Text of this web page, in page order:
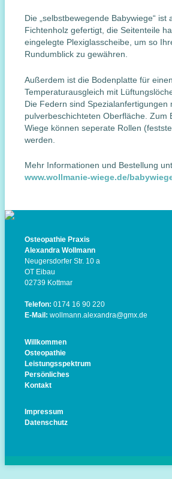
Die „selbstbewegende Babywiege“ ist
Fichtenholz gefertigt, die Seitenteile
eingelegte Plexiglasscheibe, um so
Rundumblick zu gewähren.
Außerdem ist die Bodenplatte für
Temperaturausgleich mit
Die Federn sind Spezialanfertigungen
pulverbeschichteten Oberfläche. Zum
Wiege können seperate Rollen
werden.
Mehr Informationen und Bestellung
www.wollmanie-wiege.de/
Osteopathie Praxis
Alexandra Wollmann
Neugersdorfer Str. 10 a
OT Eibau
02739 Kottmar
Telefon: 0174 16 90 220
E-Mail: wollmann.alexandra@gmx.de
Willkommen
Osteopathie
Leistungsspektrum
Persönliches
Kontakt
Impressum
Datenschutz